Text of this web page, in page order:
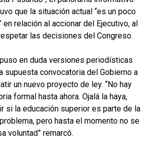
que la situación actual “es un poco
relación al accionar del Ejecutivo, al
las decisiones del Congreso.
en duda versiones periodísticas
supuesta convocatoria del Gobierno a
un nuevo proyecto de ley. “No hay
formal hasta ahora. Ojalá la haya,
si la educación superior es parte de la
pero hasta el momento no se
voluntad” remarcó.